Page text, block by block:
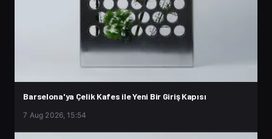
Barselona'ya Çelik Kafes ile Yeni Bir Giriş Kapısı
7 Aug 2026, 15:54